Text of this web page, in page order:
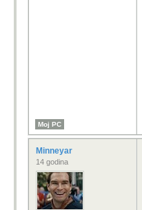
Moj PC
Minneyar
14 godina